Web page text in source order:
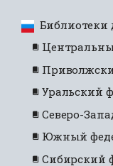
Библиотеки
Уральский
Северо-
Южный
Сибирский